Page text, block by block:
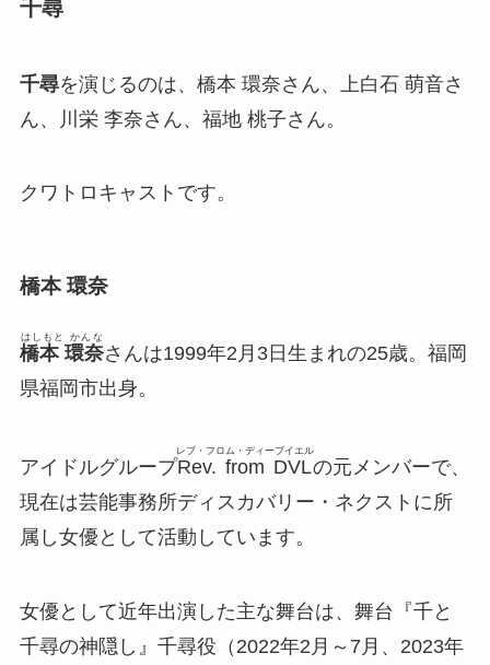
千尋
千尋を演じるのは、橋本 環奈さん、上白石 萌音さ
ん、川栄 李奈さん、福地 桃子さん。
クワトロキャストです。
橋本 環奈
橋本 環奈
はしもと かんな
さんは1999年2月3日生まれの25歳。福岡
県福岡市出身。
アイドルグループRev. from DVL
レブ・フロム・ディーブイエル
の元メンバーで、
現在は芸能事務所ディスカバリー・ネクストに所
属し女優として活動しています。
女優として近年出演した主な舞台は、舞台『千と
千尋の神隠し』千尋役（2022年2月～7月、2023年